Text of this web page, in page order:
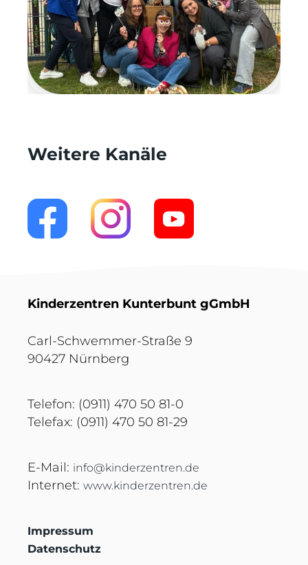
Weitere Kanäle
Kinderzentren Kunterbunt gGmbH
Carl-Schwemmer-Straße 9
90427 Nürnberg
Telefon: (0911) 470 50 81-0
Telefax: (0911) 470 50 81-29
E-Mail: info@kinderzentren.de
Internet: www.kinderzentren.de
Impressum
Datenschutz